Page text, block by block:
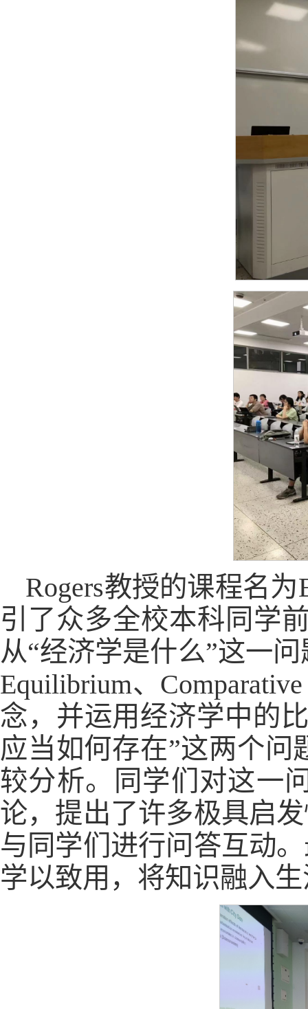
Rogers教授的课程名为
引了众多全校本科同学
从“经济学是什么”这一
Equilibrium、
念，并运用经济学中的
应当如何存在”这两个
较分析。同学们对这一
论，提出了许多极具启
与同学们进行问答互动
学以致用，将知识融入